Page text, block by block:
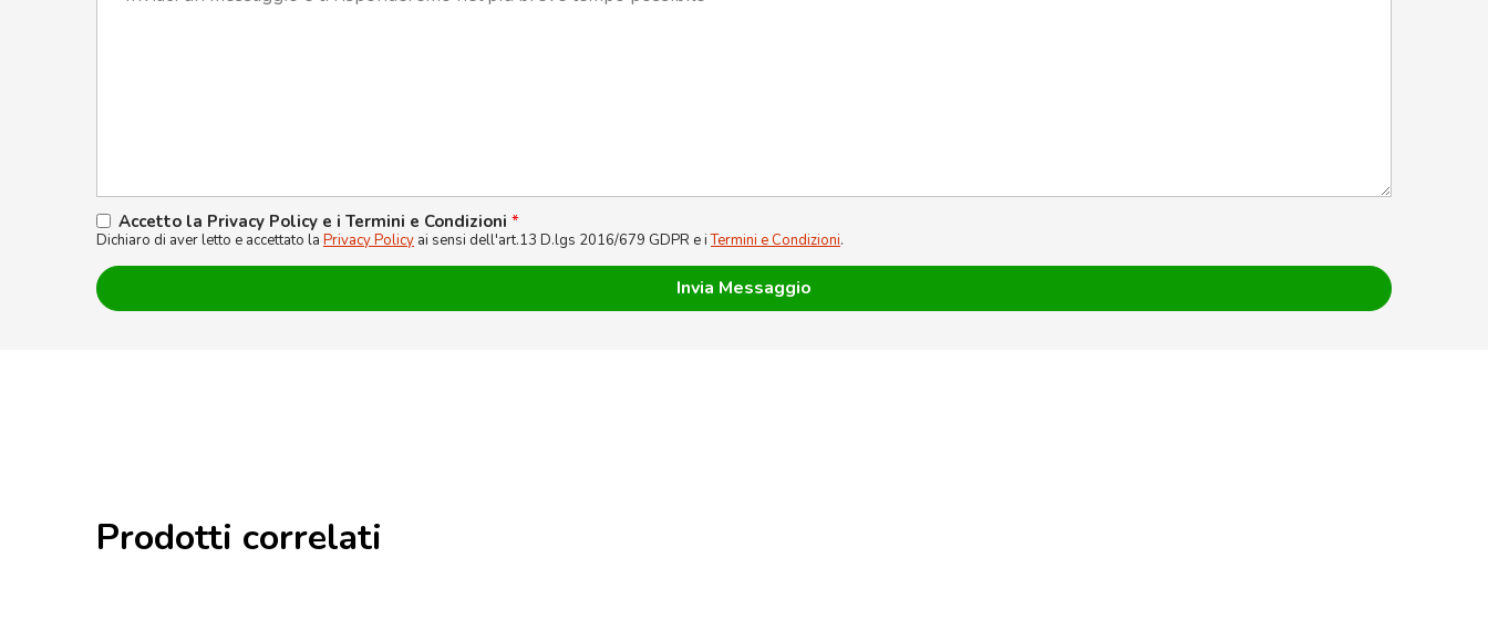
Accetto la Privacy Policy e i Termini e Condizioni *
Dichiaro di aver letto e accettato la Privacy Policy ai sensi dell'art.13 D.lgs 2016/679 GDPR e iTermini e Condizioni.
Prodotti correlati